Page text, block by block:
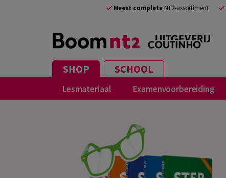
Meest completeNT2-assortiment
SHOP SCHOOL
Lesmateriaal Examenvoorbereiding